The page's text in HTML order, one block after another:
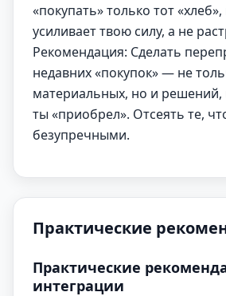
«покупать» только тот
усиливает твою силу, а не
Рекомендация: Сделать
недавних «покупок» — не
материальных, но и решений,
ты «приобрел». Отсеять те,
безупречными.
Практические
Практические
интеграции